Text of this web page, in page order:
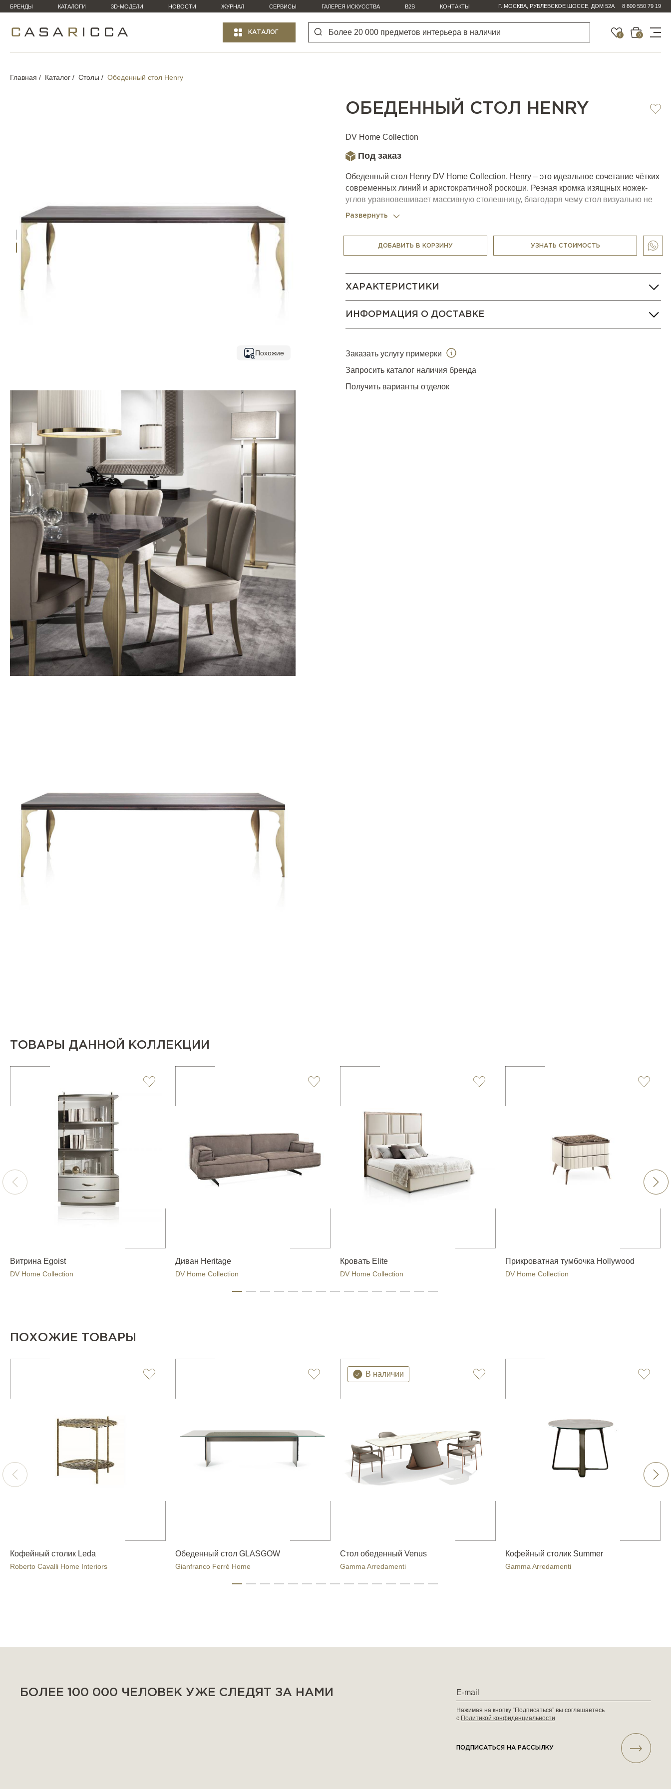
БРЕНДЫ КАТАЛОГИ 3D-МОДЕЛИ НОВОСТИ ЖУРНАЛ СЕРВИСЫ ГАЛЕРЕЯ ИСКУССТВА B2B КОНТАКТЫ Г. МОСКВА, РУБЛЕВСКОЕ ШОССЕ, ДОМ 52А 8 800 550 79 19
КАТАЛОГ 0 0
Главная Каталог Столы Обеденный стол Henry
Похожие
ОБЕДЕННЫЙ СТОЛ HENRY
DV Home Collection
Под заказ
Обеденный стол Henry DV Home Collection. Henry – это идеальное сочетание чётких
современных линий и аристократичной роскоши. Резная кромка изящных ножек-
углов уравновешивает массивную столешницу, благодаря чему стол визуально не
загромождает пространство и выглядит почти невесомым по сравнению с другими
Стол доступен также в более компактной вариации длиной 240 см.
Развернуть
ДОБАВИТЬ В КОРЗИНУ УЗНАТЬ СТОИМОСТЬ
ХАРАКТЕРИСТИКИ
ИНФОРМАЦИЯ О ДОСТАВКЕ
Заказать услугу примерки
Запросить каталог наличия бренда
Получить варианты отделок
ТОВАРЫ ДАННОЙ КОЛЛЕКЦИИ
Витрина Egoist
DV Home Collection
Диван Heritage
DV Home Collection
Кровать Elite
DV Home Collection
Прикроватная тумбочка Hollywood
DV Home Collection
ПОХОЖИЕ ТОВАРЫ
Кофейный столик Leda
Roberto Cavalli Home Interiors
Обеденный стол GLASGOW
Gianfranco Ferré Home
В наличии
Стол обеденный Venus
Gamma Arredamenti
Кофейный столик Summer
Gamma Arredamenti
БОЛЕЕ 100 000 ЧЕЛОВЕК УЖЕ СЛЕДЯТ ЗА НАМИ
Нажимая на кнопку “Подписаться” вы соглашаетесь
с Политикой конфиденциальности
ПОДПИСАТЬСЯ НА РАССЫЛКУ